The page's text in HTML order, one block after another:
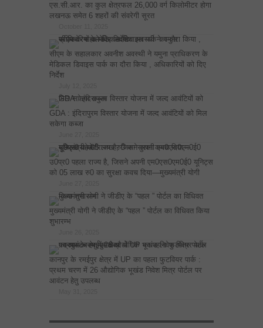
एस.सी.आर. का कुल क्षेत्रफल 26,000 वर्ग किलोमीटर होगा
लखनऊ समेत 6 शहरों की संवरेगी सूरत
सीएम के सहालकार अवनीश अवस्थी ने यमुना प्राधिकरण के
मेडिकल डिवाइस पार्क का दौरा किया , अधिकारियों को दिए
निर्देश
GDA : इंदिरापुरम विस्तार योजना में जल्द आवंटियों को मिल
सकेगा कब्जा
उ0प्र0 पहला राज्य है, जिसने अपनी एम0एस0एम0ई0 यूनिट्स
को 05 लाख रु0 का सुरक्षा कवच दिया—मुख्यमंत्री योगी
मुख्यमंत्री योगी ने जीडीए के “पहल ” पोर्टल का विधिवत किया
शुभारम्भ
कानपुर के रमईपुर क्षेत्र में UP का पहला फुटवियर पार्क :
प्रथम चरण में 26 औद्योगिक भूखंड निवेश मित्र पोर्टल पर
आवंटन हेतु उपलब्ध